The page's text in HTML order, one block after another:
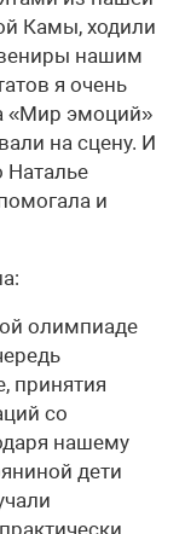
Камы, ходили
нашим
я очень
«Мир эмоций»
на сцену. И
Наталье
и
олимпиаде
принятия
со
нашему
дети